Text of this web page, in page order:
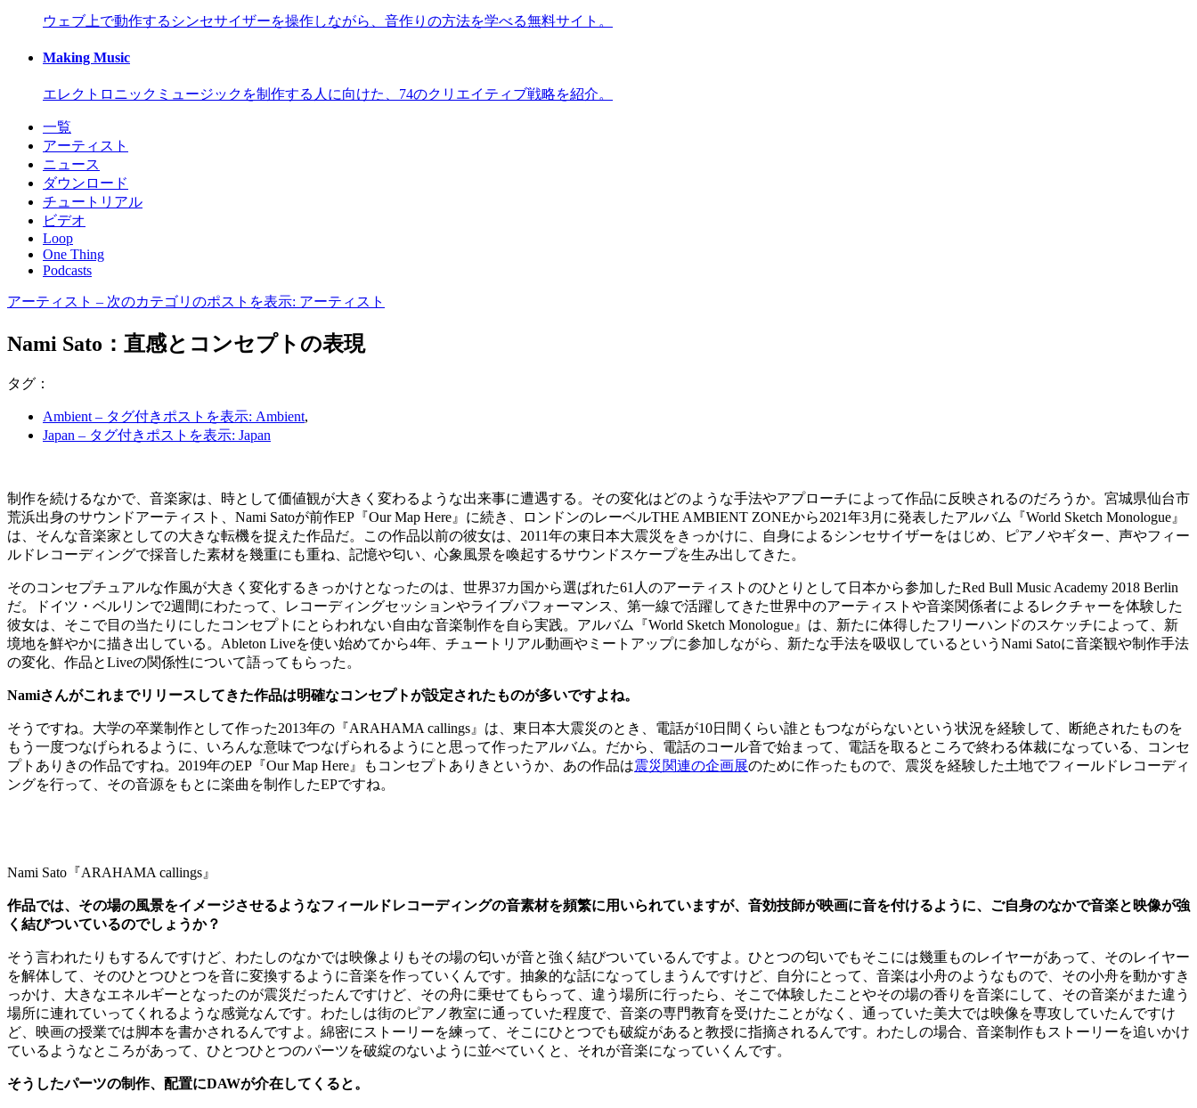
ウェブ上で動作するシンセサイザーを操作しながら、音作りの方法を学べる無料サイト。
Making Music
エレクトロニックミュージックを制作する人に向けた、74のクリエイティブ戦略を紹介。
一覧
アーティスト
ニュース
ダウンロード
チュートリアル
ビデオ
Loop
One Thing
Podcasts
アーティスト – 次のカテゴリのポストを表示: アーティスト
Nami Sato：直感とコンセプトの表現
タグ：
Ambient– タグ付きポストを表示: Ambient,
Japan – タグ付きポストを表示: Japan
制作を続けるなかで、音楽家は、時として価値観が大きく変わるような出来事に遭遇する。その変化はどのような手法やアプローチによって作品に反映されるのだろうか。宮城県仙台市
荒浜出身のサウンドアーティスト、Nami Satoが前作EP『Our Map Here』に続き、ロンドンのレーベルTHE AMBIENT ZONEから2021年3月に発表したアルバム『World Sketch Monologue』
は、そんな音楽家としての大きな転機を捉えた作品だ。この作品以前の彼女は、2011年の東日本大震災をきっかけに、自身によるシンセサイザーをはじめ、ピアノやギター、声やフィー
ルドレコーディングで採音した素材を幾重にも重ね、記憶や匂い、心象風景を喚起するサウンドスケープを生み出してきた。
そのコンセプチュアルな作風が大きく変化するきっかけとなったのは、世界37カ国から選ばれた61人のアーティストのひとりとして日本から参加したRed Bull Music Academy 2018 Berlin
だ。ドイツ・ベルリンで2週間にわたって、レコーディングセッションやライブパフォーマンス、第一線で活躍してきた世界中のアーティストや音楽関係者によるレクチャーを体験した
彼女は、そこで目の当たりにしたコンセプトにとらわれない自由な音楽制作を自ら実践。アルバム『World Sketch Monologue』は、新たに体得したフリーハンドのスケッチによって、新
境地を鮮やかに描き出している。Ableton Liveを使い始めてから4年、チュートリアル動画やミートアップに参加しながら、新たな手法を吸収しているというNami Satoに音楽観や制作手法
の変化、作品とLiveの関係性について語ってもらった。
Namiさんがこれまでリリースしてきた作品は明確なコンセプトが設定されたものが多いですよね。
そうですね。大学の卒業制作として作った2013年の『ARAHAMA callings』は、東日本大震災のとき、電話が10日間くらい誰ともつながらないという状況を経験して、断絶されたものを
もう一度つなげられるように、いろんな意味でつなげられるようにと思って作ったアルバム。だから、電話のコール音で始まって、電話を取るところで終わる体裁になっている、コンセ
プトありきの作品ですね。2019年のEP『Our Map Here』もコンセプトありきというか、あの作品は震災関連の企画展のために作ったもので、震災を経験した土地でフィールドレコーディ
ングを行って、その音源をもとに楽曲を制作したEPですね。
Nami Sato『ARAHAMA callings』
作品では、その場の風景をイメージさせるようなフィールドレコーディングの音素材を頻繁に用いられていますが、音効技師が映画に音を付けるように、ご自身のなかで音楽と映像が強
く結びついているのでしょうか？
そう言われたりもするんですけど、わたしのなかでは映像よりもその場の匂いが音と強く結びついているんですよ。ひとつの匂いでもそこには幾重ものレイヤーがあって、そのレイヤー
を解体して、そのひとつひとつを音に変換するように音楽を作っていくんです。抽象的な話になってしまうんですけど、自分にとって、音楽は小舟のようなもので、その小舟を動かすき
っかけ、大きなエネルギーとなったのが震災だったんですけど、その舟に乗せてもらって、違う場所に行ったら、そこで体験したことやその場の香りを音楽にして、その音楽がまた違う
場所に連れていってくれるような感覚なんです。わたしは街のピアノ教室に通っていた程度で、音楽の専門教育を受けたことがなく、通っていた美大では映像を専攻していたんですけ
ど、映画の授業では脚本を書かされるんですよ。綿密にストーリーを練って、そこにひとつでも破綻があると教授に指摘されるんです。わたしの場合、音楽制作もストーリーを追いかけ
ているようなところがあって、ひとつひとつのパーツを破綻のないように並べていくと、それが音楽になっていくんです。
そうしたパーツの制作、配置にDAWが介在してくると。